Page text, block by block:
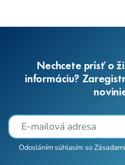
Nechcete prísť o
informáciu?
Odosláním súhlasím so